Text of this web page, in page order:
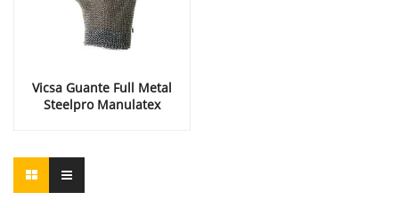
Vicsa Guante Full Metal
Steelpro Manulatex